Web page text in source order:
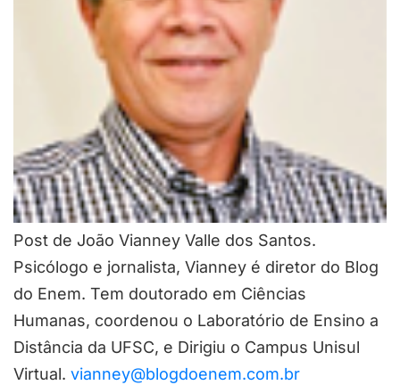
Post de João Vianney Valle dos Santos.
Psicólogo e jornalista, Vianney é diretor do Blog
do Enem. Tem doutorado em Ciências
Humanas, coordenou o Laboratório de Ensino a
Distância da UFSC, e Dirigiu o Campus Unisul
Virtual. vianney@blogdoenem.com.br